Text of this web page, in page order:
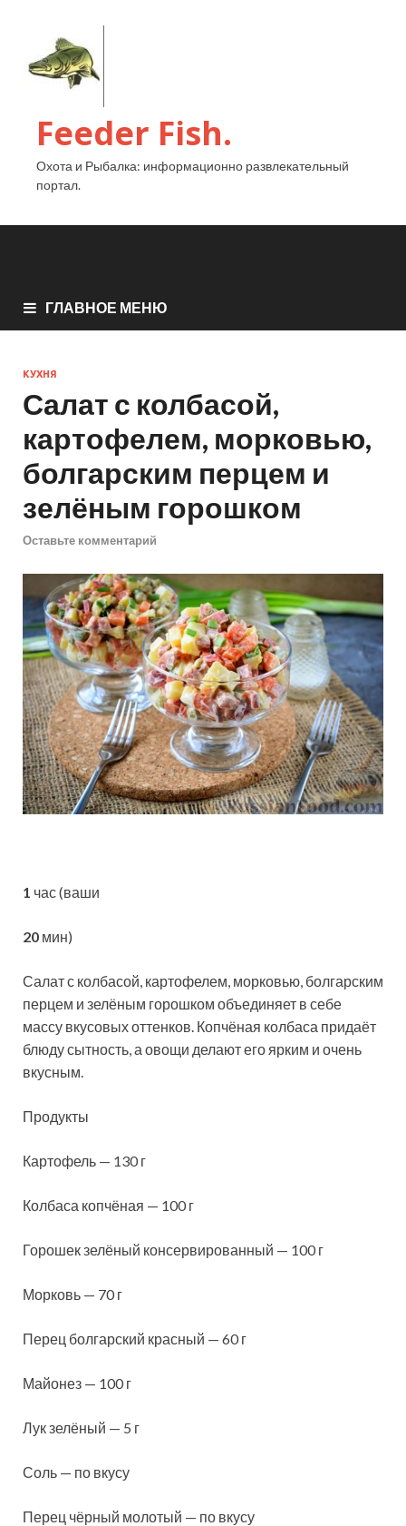
Feeder Fish.
Охота и Рыбалка: информационно развлекательный
портал.
ГЛАВНОЕ МЕНЮ
КУХНЯ
Салат с колбасой,
картофелем, морковью,
болгарским перцем и
зелёным горошком
Оставьте комментарий
1 час (ваши
20 мин)
Салат с колбасой, картофелем, морковью, болгарским
перцем и зелёным горошком объединяет в себе
массу вкусовых оттенков. Копчёная колбаса придаёт
блюду сытность, а овощи делают его ярким и очень
вкусным.
Продукты
Картофель — 130 г
Колбаса копчёная — 100 г
Горошек зелёный консервированный — 100 г
Морковь — 70 г
Перец болгарский красный — 60 г
Майонез — 100 г
Лук зелёный — 5 г
Соль — по вкусу
Перец чёрный молотый — по вкусу